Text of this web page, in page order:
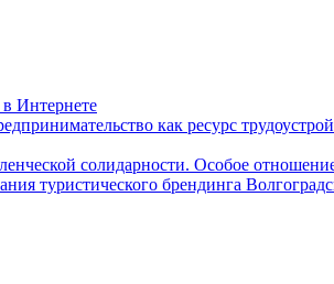
Интернете
как ресурс
солидарности. Особое
туристического брендинга